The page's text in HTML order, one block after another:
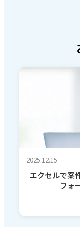
2025.12.15
エクセルで案
フォ